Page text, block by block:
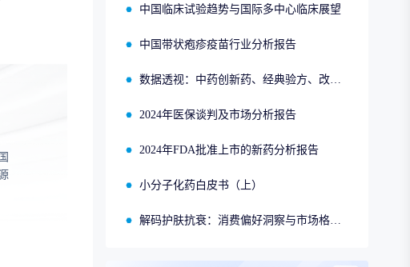
中国临床试验趋势与国际多中心临床展望
中国带状疱疹疫苗行业分析报告
数据透视：中药创新药、经典验方、改良型新药、同名同方的申报、获批、销售情况
2024年医保谈判及市场分析报告
2024年FDA批准上市的新药分析报告
小分子化药白皮书（上）
解码护肤抗衰：消费偏好洞察与市场格局分析